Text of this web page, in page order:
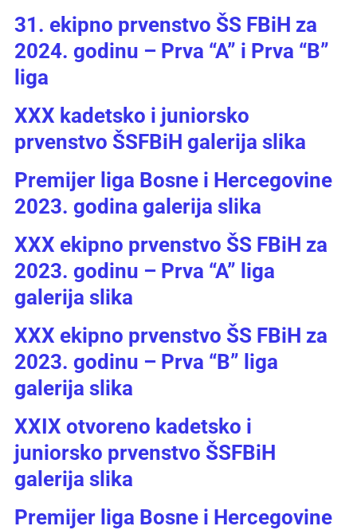
31. ekipno prvenstvo ŠS FBiH za
2024. godinu – Prva “A” i Prva “B”
liga
XXX kadetsko i juniorsko
prvenstvo ŠSFBiH galerija slika
Premijer liga Bosne i Hercegovine
2023. godina galerija slika
XXX ekipno prvenstvo ŠS FBiH za
2023. godinu – Prva “A” liga
galerija slika
XXX ekipno prvenstvo ŠS FBiH za
2023. godinu – Prva “B” liga
galerija slika
XXIX otvoreno kadetsko i
juniorsko prvenstvo ŠSFBiH
galerija slika
Premijer liga Bosne i Hercegovine